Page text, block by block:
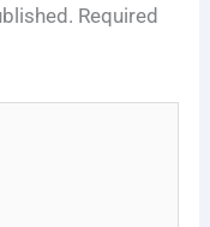
Required